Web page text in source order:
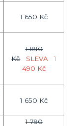
1 650 Kč
1 890
Kč
SLEVA 1
490 Kč
1 650 Kč
1 790